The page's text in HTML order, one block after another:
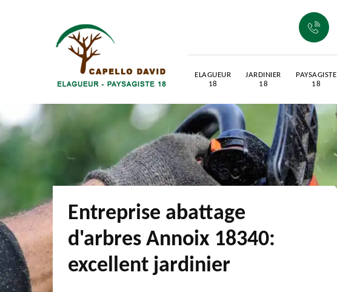
ELAGUEUR
18
JARDINIER
18
PAYSAGISTE
18
Entreprise abattage
d'arbres Annoix 18340:
excellent jardinier